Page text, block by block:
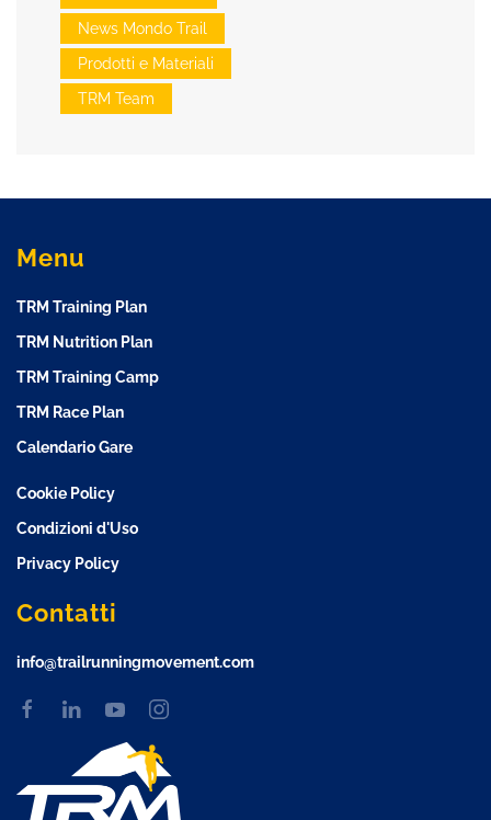
News Mondo Trail
Prodotti e Materiali
TRM Team
Menu
TRM Training Plan
TRM Nutrition Plan
TRM Training Camp
TRM Race Plan
Calendario Gare
Cookie Policy
Condizioni d'Uso
Privacy Policy
Contatti
info@trailrunningmovement.com